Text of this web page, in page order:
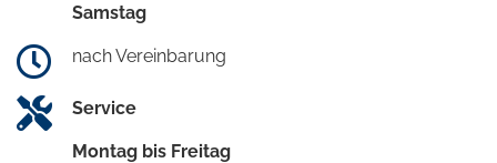
Samstag
nach Vereinbarung
Service
Montag bis Freitag